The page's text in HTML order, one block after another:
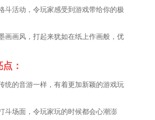
斗活动，令玩家感受到游戏带给你的极
画画风，打起来犹如在纸上作画般，优
：
统的音游一样，有着更加新颖的游戏玩
斗场面，令玩家玩的时候都会心潮澎